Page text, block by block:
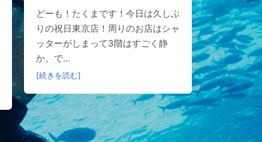
どーも！たくまです！今日は久しぶ
りの祝日東京店！周りのお店はシャ
ッターがしまって3階はすごく静
か。で...
[続きを読む]